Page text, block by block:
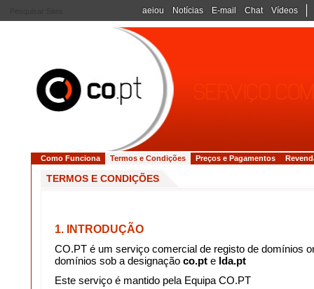
aeiou Notícias E-mail Chat Vídeos
Como Funciona Termos e Condições Preços e Pagamentos
TERMOS E CONDIÇÕES
1. INTRODUÇÃO
CO.PT é um serviço comercial de registo de domínios
domínios sob a designação co.pt e lda.pt
Este serviço é mantido pela Equipa CO.PT